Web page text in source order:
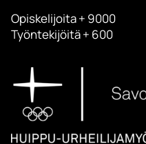
Opiskelijoita + 9000
Työntekijöitä + 600